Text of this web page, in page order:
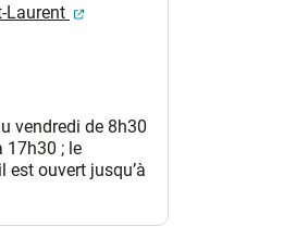
Laurent
(ouverture dans un nouvel
vendredi de 8h30
17h30 ; le
est ouvert jusqu’à